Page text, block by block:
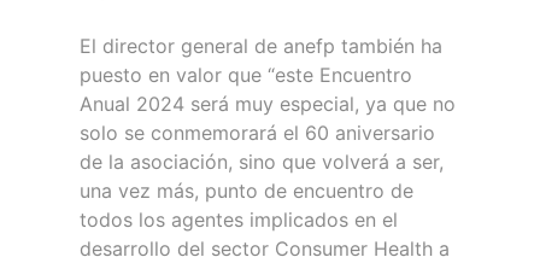
El director general de anefp también ha
puesto en valor que “este Encuentro
Anual 2024 será muy especial, ya que no
solo se conmemorará el 60 aniversario
de la asociación, sino que volverá a ser,
una vez más, punto de encuentro de
todos los agentes implicados en el
desarrollo del sector Consumer Health a